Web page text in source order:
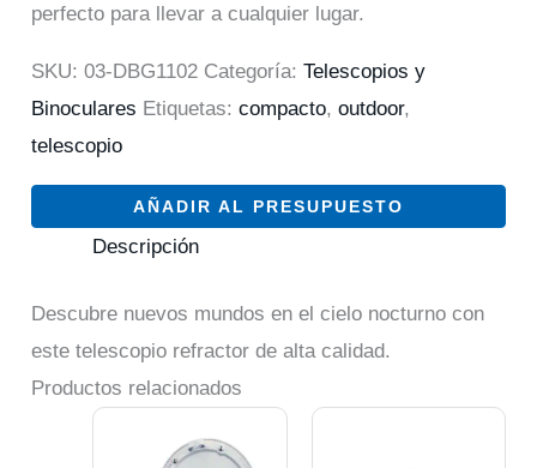
perfecto para llevar a cualquier lugar.
SKU:03-DBG1102 Categoría:Telescopios y
Binoculares Etiquetas:compacto,outdoor,
telescopio
AÑADIR AL PRESUPUESTO
Descripción
Descubre nuevos mundos en el cielo nocturno con
este telescopio refractor de alta calidad.
Productos relacionados